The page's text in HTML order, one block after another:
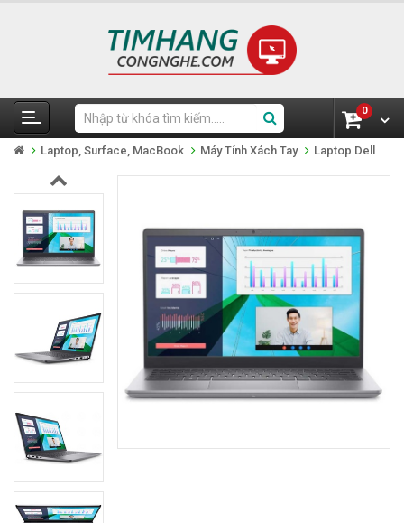
0
Laptop, Surface, MacBook Máy Tính Xách Tay Laptop Dell